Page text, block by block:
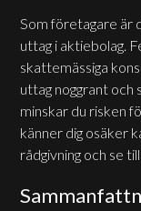
Som företagare är
uttag i aktiebolag.
skattemässiga
uttag noggrant och
minskar du risken
känner dig osäker
rådgivning och se